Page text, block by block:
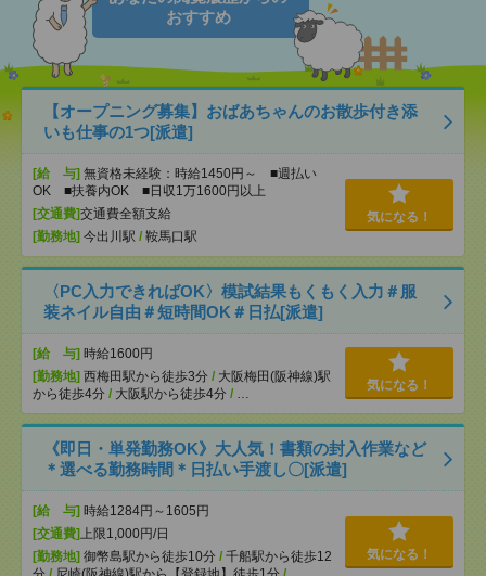
おすすめ
【オープニング募集】おばあちゃんのお散歩付き添
いも仕事の1つ[派遣]
[給 与] 無資格未経験：時給1450円～ ■週払い
OK ■扶養内OK ■日収1万1600円以上
[交通費]交通費全額支給
[勤務地] 今出川駅 / 鞍馬口駅
気になる！
〈PC入力できればOK〉模試結果もくもく入力＃服
装ネイル自由＃短時間OK＃日払[派遣]
[給 与] 時給1600円
[勤務地] 西梅田駅から徒歩3分 / 大阪梅田(阪神線)駅
から徒歩4分 / 大阪駅から徒歩4分 / …
気になる！
《即日・単発勤務OK》大人気！書類の封入作業など
＊選べる勤務時間＊日払い手渡し〇[派遣]
[給 与] 時給1284円～1605円
[交通費] 上限1,000円/日
[勤務地] 御幣島駅から徒歩10分 / 千船駅から徒歩12
気になる！